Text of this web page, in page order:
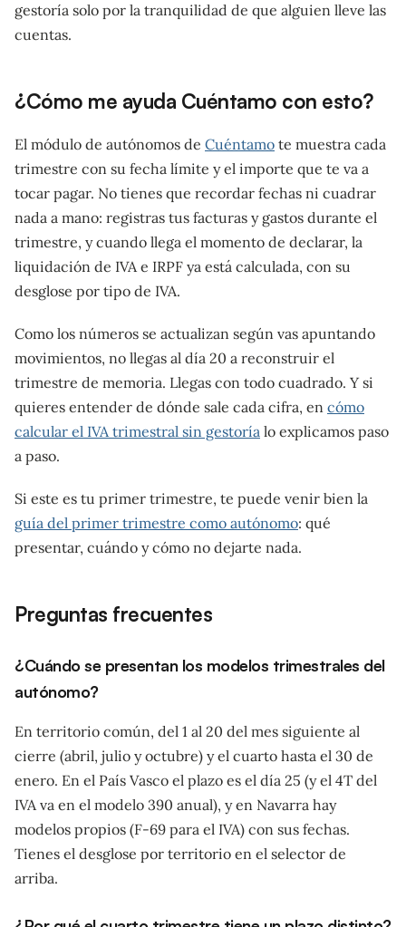
gestoría solo por la tranquilidad de que alguien lleve las
cuentas.
¿Cómo me ayuda Cuéntamo con esto?
El módulo de autónomos de Cuéntamo te muestra cada
trimestre con su fecha límite y el importe que te va a
tocar pagar. No tienes que recordar fechas ni cuadrar
nada a mano: registras tus facturas y gastos durante el
trimestre, y cuando llega el momento de declarar, la
liquidación de IVA e IRPF ya está calculada, con su
desglose por tipo de IVA.
Como los números se actualizan según vas apuntando
movimientos, no llegas al día 20 a reconstruir el
trimestre de memoria. Llegas con todo cuadrado. Y si
quieres entender de dónde sale cada cifra, en cómo
calcular el IVA trimestral sin gestoría lo explicamos paso
a paso.
Si este es tu primer trimestre, te puede venir bien la
guía del primer trimestre como autónomo: qué
presentar, cuándo y cómo no dejarte nada.
Preguntas frecuentes
¿Cuándo se presentan los modelos trimestrales del
autónomo?
En territorio común, del 1 al 20 del mes siguiente al
cierre (abril, julio y octubre) y el cuarto hasta el 30 de
enero. En el País Vasco el plazo es el día 25 (y el 4T del
IVA va en el modelo 390 anual), y en Navarra hay
modelos propios (F-69 para el IVA) con sus fechas.
Tienes el desglose por territorio en el selector de
arriba.